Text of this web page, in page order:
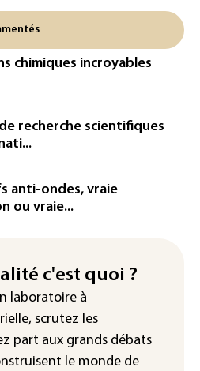
record absolu de
jour d'affilée
de s'excuser après
de Modi
diversification pour
à la peine
sursis et
pour deux
des violences et
crée de
d'un test au
chimiques incroyables
recherche scientifiques
anti-ondes, vraie
ou vraie...
c'est quoi ?
laboratoire à
scrutez les
part aux grands débats
le monde de